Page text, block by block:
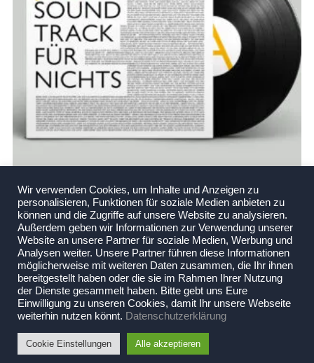
JNSN. | SOUNDTRACK FÜR NICHTS – EP
10,00
Enthält 19% MwSt.
zzgl.Versand
Lieferzeit: ca. 3-4 Werktage
Bei Lieferungen in Nicht-EU-Länder können zusätzliche Zölle, Steuern und Gebühren
anfallen.
IN DEN WARENKORB
Wir verwenden Cookies, um Inhalte und Anzeigen zu
personalisieren, Funktionen für soziale Medien anbieten zu
können und die Zugriffe auf unsere Website zu analysieren.
Außerdem geben wir Informationen zur Verwendung unserer
Website an unsere Partner für soziale Medien, Werbung und
Analysen weiter. Unsere Partner führen diese Informationen
möglicherweise mit weiteren Daten zusammen, die Ihr ihnen
bereitgestellt haben oder die sie im Rahmen Ihrer Nutzung
der Dienste gesammelt haben. Bitte gebt uns Eure
Einwilligung zu unseren Cookies, damit Ihr unsere Webseite
weiterhin nutzen könnt. Datenschutzerklärung
Cookie Einstellungen Alle akzeptieren